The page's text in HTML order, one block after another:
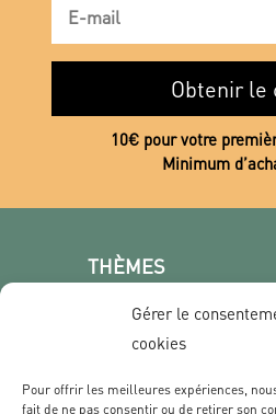
Gérer le
cookies
Pour offrir les meilleures expériences,
fait de ne pas consentir ou de retirer son
Obtenir le
10€ pour votre
Minimum
THÈMES
Poster photo
Les villes
Film & Série